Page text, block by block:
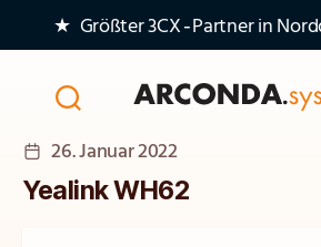
★ Größter 3CX‑Partner in
Veröffentlichungsdatum
26. Januar 2022
Yealink WH62